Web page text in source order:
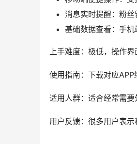
消息实时提醒：粉丝
基础数据查看：手机
上手难度：极低，操作界
使用指南：下载对应APP
适用人群：适合经常需要
用户反馈：很多用户表